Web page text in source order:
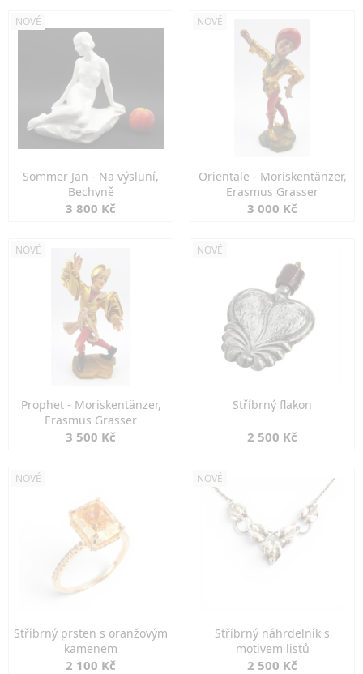
NOVÉ
Sommer Jan - Na výsluní,
Bechyně
3 800 Kč
NOVÉ
Orientale - Moriskentänzer,
Erasmus Grasser
3 000 Kč
NOVÉ
Prophet - Moriskentänzer,
Erasmus Grasser
3 500 Kč
NOVÉ
Stříbrný flakon
2 500 Kč
NOVÉ
Stříbrný prsten s oranžovým
kamenem
2 100 Kč
NOVÉ
Stříbrný náhrdelník s
motivem listů
2 500 Kč